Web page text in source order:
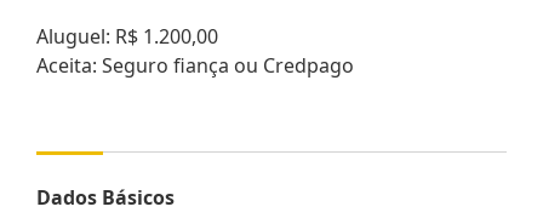
Aluguel: R$ 1.200,00
Aceita: Seguro fiança ou Credpago
Dados Básicos